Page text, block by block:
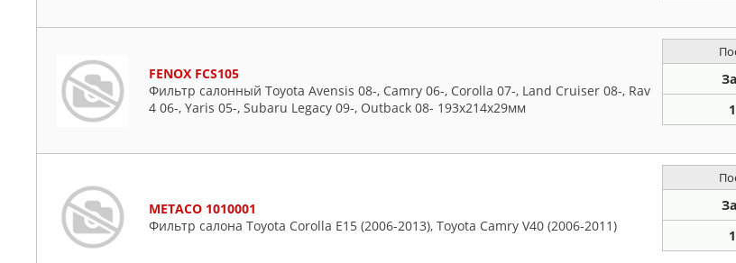
FENOX FCS105
Фильтр салонный Toyota Avensis 08-, Camry 06-, Corolla 07-, Land Cruiser 08-, Rav
4 06-, Yaris 05-, Subaru Legacy 09-, Outback 08- 193x214x29мм
METACO 1010001
Фильтр салона Toyota Corolla E15 (2006-2013), Toyota Camry V40 (2006-2011)